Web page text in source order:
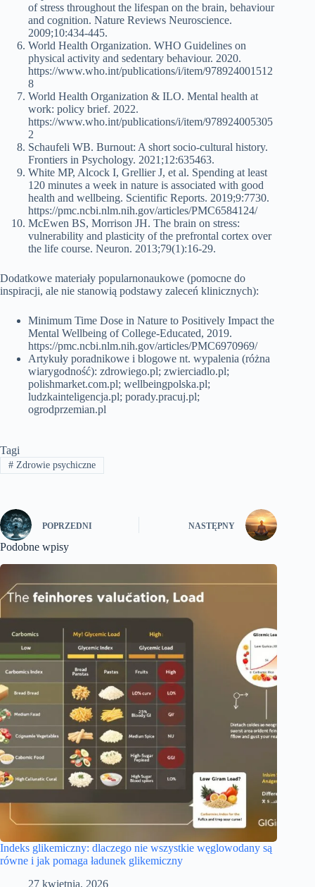
of stress throughout the lifespan on the brain, behaviour
and cognition. Nature Reviews Neuroscience.
2009;10:434‑445.
World Health Organization. WHO Guidelines on
physical activity and sedentary behaviour. 2020.
https://www.who.int/publications/i/item/978924001512
8
World Health Organization & ILO. Mental health at
work: policy brief. 2022.
https://www.who.int/publications/i/item/978924005305
2
Schaufeli WB. Burnout: A short socio-cultural history.
Frontiers in Psychology. 2021;12:635463.
White MP, Alcock I, Grellier J, et al. Spending at least
120 minutes a week in nature is associated with good
health and wellbeing. Scientific Reports. 2019;9:7730.
https://pmc.ncbi.nlm.nih.gov/articles/PMC6584124/
McEwen BS, Morrison JH. The brain on stress:
vulnerability and plasticity of the prefrontal cortex over
the life course. Neuron. 2013;79(1):16‑29.
Dodatkowe materiały popularnonaukowe (pomocne do
inspiracji, ale nie stanowią podstawy zaleceń klinicznych):
Minimum Time Dose in Nature to Positively Impact the
Mental Wellbeing of College-Educated, 2019.
https://pmc.ncbi.nlm.nih.gov/articles/PMC6970969/
Artykuły poradnikowe i blogowe nt. wypalenia (różna
wiarygodność): zdrowiego.pl; zwierciadlo.pl;
polishmarket.com.pl; wellbeingpolska.pl;
ludzkainteligencja.pl; porady.pracuj.pl;
ogrodprzemian.pl
Tagi
#Zdrowie psychiczne
POPRZEDNI NASTĘPNY
Podobne wpisy
Indeks glikemiczny: dlaczego nie wszystkie węglowodany są
równe i jak pomaga ładunek glikemiczny
27 kwietnia, 2026